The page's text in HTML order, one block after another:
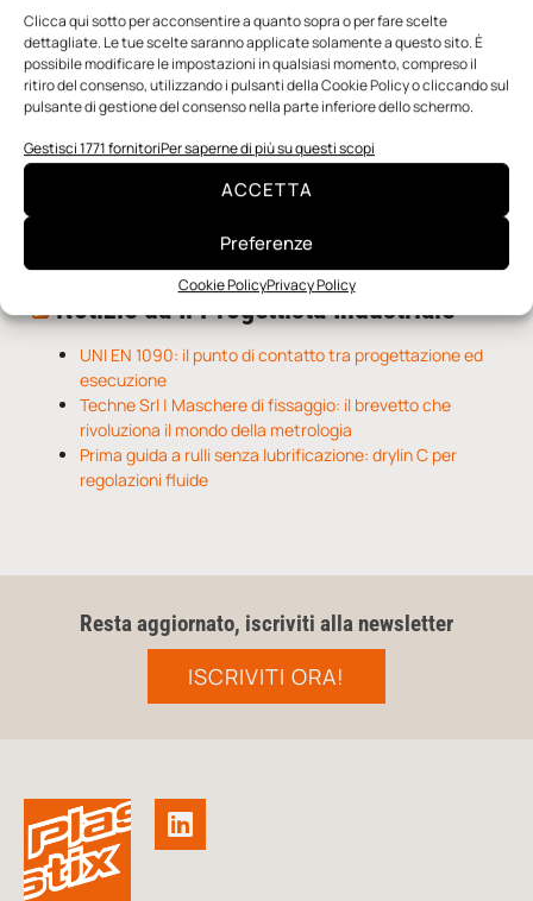
Clicca qui sotto per acconsentire a quanto sopra o per fare scelte
dettagliate. Le tue scelte saranno applicate solamente a questo sito. È
possibile modificare le impostazioni in qualsiasi momento, compreso il
ritiro del consenso, utilizzando i pulsanti della Cookie Policy o cliccando sul
pulsante di gestione del consenso nella parte inferiore dello schermo.
Gestisci 1771 fornitoriPer saperne di più su questi scopi
ACCETTA
Preferenze
Cookie PolicyPrivacy Policy
Edicola Web
Notizie da Meccanicanews
Una nuova mano robotica passa da una pinza all’altra
con un singolo motore
Applicazioni della fluidodinamica computazionale (CFD)
Notizie da Il Progettista Industriale
UNI EN 1090: il punto di contatto tra progettazione ed
esecuzione
Techne Srl | Maschere di fissaggio: il brevetto che
rivoluziona il mondo della metrologia
Prima guida a rulli senza lubrificazione: drylin C per
regolazioni fluide
Resta aggiornato, iscriviti alla newsletter
ISCRIVITI ORA!